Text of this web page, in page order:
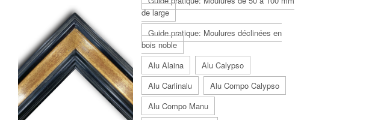
de large
Guide pratique: Moulures déclinées en
bois noble
Alu Alaina
Alu Calypso
Alu Carlinalu
Alu Compo Calypso
Alu Compo Manu